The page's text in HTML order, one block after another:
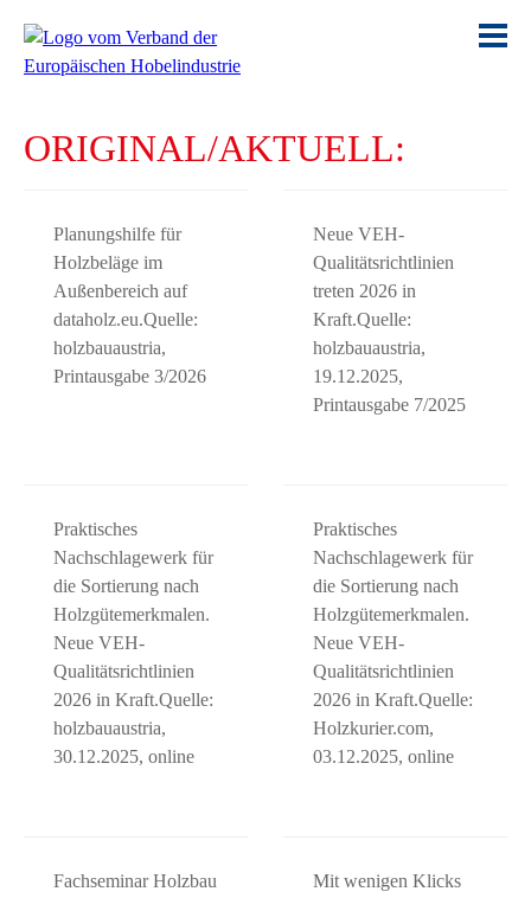
ORIGINAL/AKTUELL:
Planungshilfe für
Holzbeläge im
Außenbereich auf
dataholz.eu.Quelle:
holzbauaustria,
Printausgabe 3/2026
Neue VEH-
Qualitätsrichtlinien
treten 2026 in
Kraft.Quelle:
holzbauaustria,
19.12.2025,
Printausgabe 7/2025
Praktisches
Nachschlagewerk für
die Sortierung nach
Holzgütemerkmalen.
Neue VEH-
Qualitätsrichtlinien
2026 in Kraft.Quelle:
holzbauaustria,
30.12.2025, online
Praktisches
Nachschlagewerk für
die Sortierung nach
Holzgütemerkmalen.
Neue VEH-
Qualitätsrichtlinien
2026 in Kraft.Quelle:
Holzkurier.com,
03.12.2025, online
Fachseminar Holzbau
Mit wenigen Klicks